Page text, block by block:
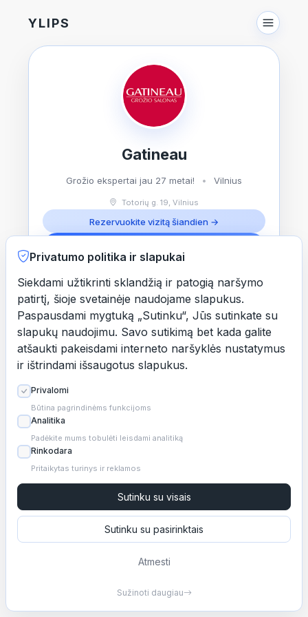
YLIPS
Gatineau
Grožio ekspertai jau 27 metai! • Vilnius
Totorių g. 19, Vilnius
Rezervuokite vizitą šiandien →
Dovanų kortelės Nuolaidų kodai
Apie mane Kainynas Galerija
Mano
atsakymai
Taisyklės
Privatumo politika ir slapukai
Siekdami užtikrinti sklandžią ir patogią naršymo
patirtį, šioje svetainėje naudojame slapukus.
Paspausdami mygtuką „Sutinku“, Jūs sutinkate su
slapukų naudojimu. Savo sutikimą bet kada galite
atšaukti pakeisdami interneto naršyklės nustatymus
ir ištrindami išsaugotus slapukus.
Privalomi
Būtina pagrindinėms funkcijoms
Analitika
Padėkite mums tobulėti leisdami analitiką
Rinkodara
Pritaikytas turinys ir reklamos
Sutinku su visais
Sutinku su pasirinktais
Atmesti
Sužinoti daugiau